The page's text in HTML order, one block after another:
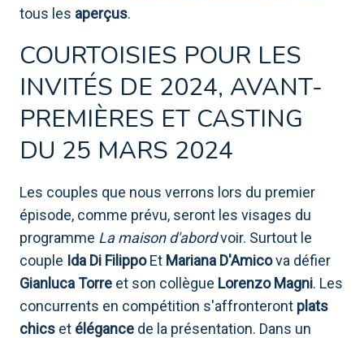
tous les aperçus.
COURTOISIES POUR LES
INVITÉS DE 2024, AVANT-
PREMIÈRES ET CASTING
DU 25 MARS 2024
Les couples que nous verrons lors du premier
épisode, comme prévu, seront les visages du
programme La maison d'abordvoir. Surtout le
couple Ida Di FilippoEt Mariana D'Amicova défier
Gianluca Torre et son collègue Lorenzo Magni. Les
concurrents en compétition s'affronteront plats
chics et élégance de la présentation. Dans un